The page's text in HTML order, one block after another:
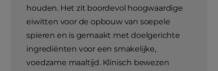
houden. Het zit boordevol hoogwaardige
eiwitten voor de opbouw van soepele
spieren en is gemaakt met doelgerichte
ingrediënten voor een smakelijke,
voedzame maaltijd. Klinisch bewezen